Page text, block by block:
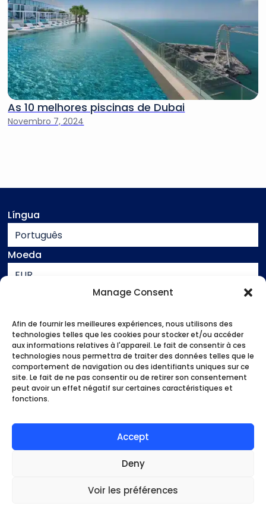
Manage Consent
Afin de fournir les meilleures expériences, nous utilisons des
technologies telles que les cookies pour stocker et/ou accéder
aux informations relatives à l'appareil. Le fait de consentir à ces
technologies nous permettra de traiter des données telles que le
comportement de navigation ou des identifiants uniques sur ce
site. Le fait de ne pas consentir ou de retirer son consentement
peut avoir un effet négatif sur certaines caractéristiques et
fonctions.
Accept
Deny
Voir les préférences
As 10 melhores piscinas de Dubai
Novembro 7, 2024
Língua
Português
Moeda
EUR
Contacto
Informação jurídica
Termos e condições de venda
Início
As nossas atividades
Bons planos
Métodos de pagamento
2020 - 2024 Bleudubai